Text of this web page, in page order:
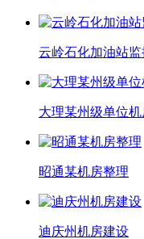
云岭石化加油站监
大理某州级单位机
昭通某机房整理
迪庆州机房建设